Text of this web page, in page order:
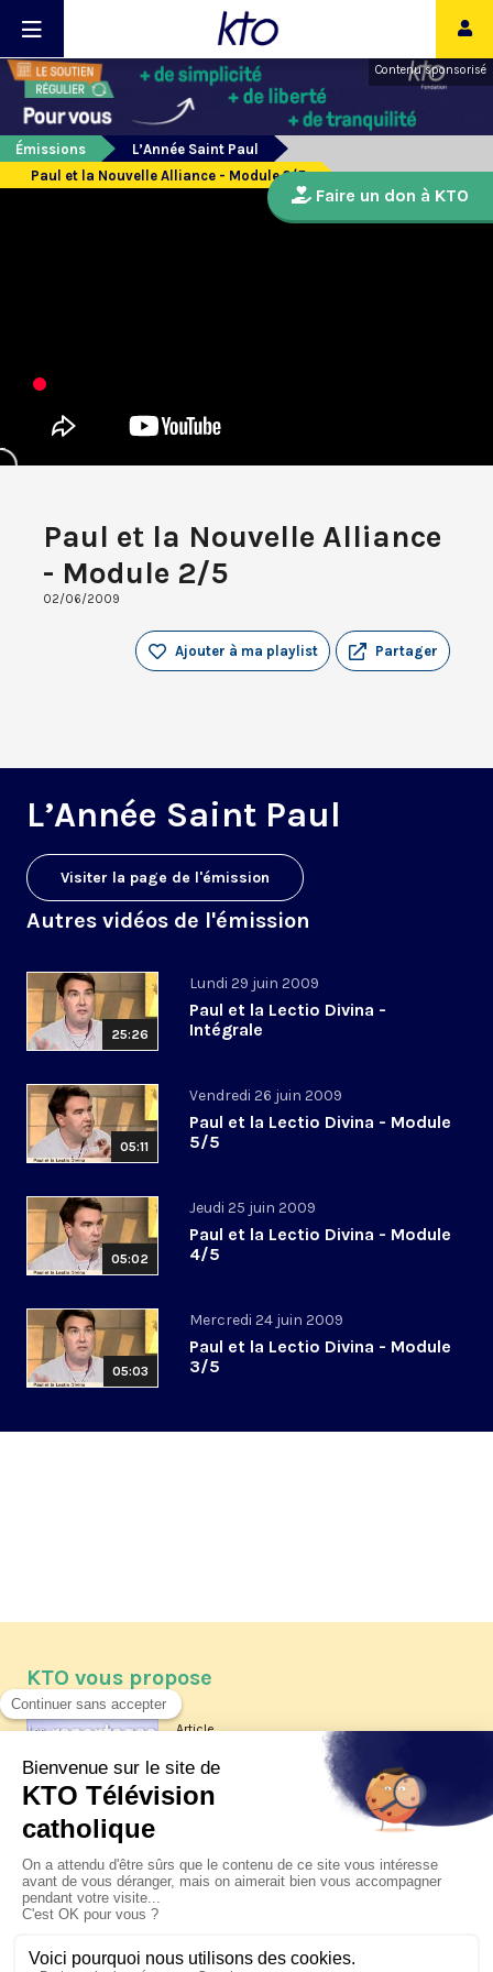
Contenu sponsorisé
Émissions
L’Année Saint Paul
Paul et la Nouvelle Alliance - Module 2/5
Paul et la Nouvelle Alliance
- Module 2/5
02/06/2009
Partager
Ajouter à ma playlist
L’Année Saint Paul
Visiter la page de l'émission
Autres vidéos de l'émission
25:26
Lundi 29 juin 2009
Paul et la Lectio Divina -
Intégrale
05:11
Vendredi 26 juin 2009
Paul et la Lectio Divina - Module
5/5
05:02
Jeudi 25 juin 2009
Paul et la Lectio Divina - Module
4/5
05:03
Mercredi 24 juin 2009
Paul et la Lectio Divina - Module
3/5
Faire un don à KTO
KTO vous propose
Article
Les reportages d'été 2026 de KTO
La visite pastorale du pape Léon
XIV à Assise à suivre sur KTO le
jeudi 6 août
Le pape en Uruguay, Argentine et